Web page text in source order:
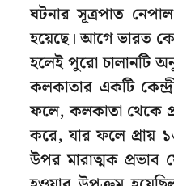
ঘটনার সূত্রপাত
হয়েছে। আগে ভারত
হলেই পুরো চালানটি
কলকাতার একটি
ফলে, কলকাতা থেকে
করে, যার ফলে প্রায়
উপর মারাত্মক প্রভাব